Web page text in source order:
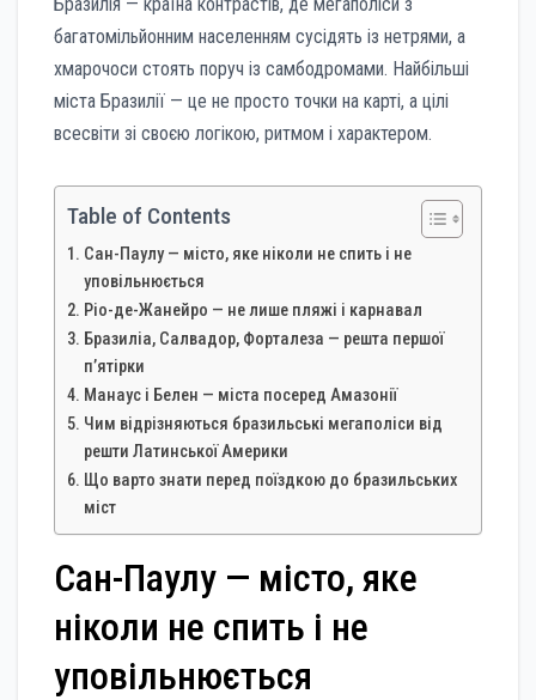
багатомільйонним населенням сусідять із нетрями, а
хмарочоси стоять поруч із самбодромами. Найбільші
міста Бразилії — це не просто точки на карті, а цілі
всесвіти зі своєю логікою, ритмом і характером.
Table of Contents
Сан-Паулу — місто, яке ніколи не спить і не
уповільнюється
Ріо-де-Жанейро — не лише пляжі і карнавал
Бразиліа, Салвадор, Форталеза — решта першої
п’ятірки
Манаус і Белен — міста посеред Амазонії
Чим відрізняються бразильські мегаполіси від
решти Латинської Америки
Що варто знати перед поїздкою до бразильських
міст
Сан-Паулу — місто, яке
ніколи не спить і не
уповільнюється